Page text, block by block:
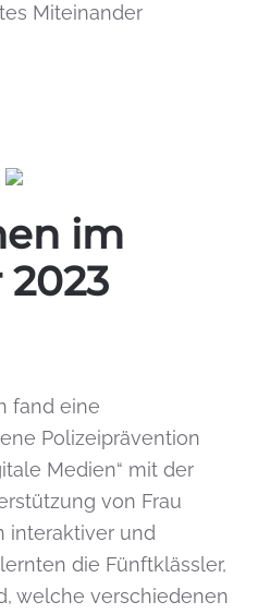
Miteinander
im
fand eine
Polizeiprävention
Medien“ mit der
von Frau
interaktiver und
die Fünftklässler,
welche verschiedenen